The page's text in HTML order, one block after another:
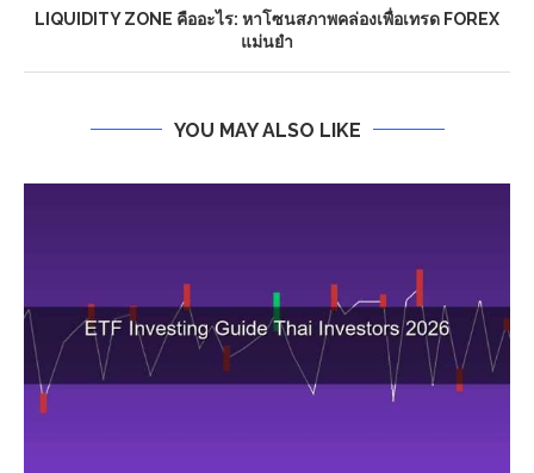
LIQUIDITY ZONE คืออะไร: หาโซนสภาพคล่องเพื่อเทรด FOREX
แม่นยำ
YOU MAY ALSO LIKE